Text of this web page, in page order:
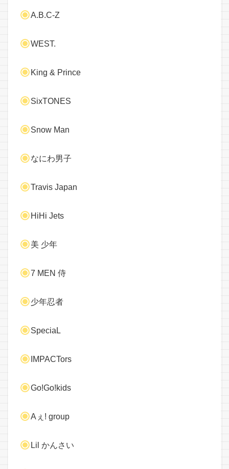
A.B.C-Z
WEST.
King & Prince
SixTONES
Snow Man
なにわ男子
Travis Japan
HiHi Jets
美 少年
7 MEN 侍
少年忍者
SpeciaL
IMPACTors
Go!Go!kids
Aぇ! group
Lil かんさい